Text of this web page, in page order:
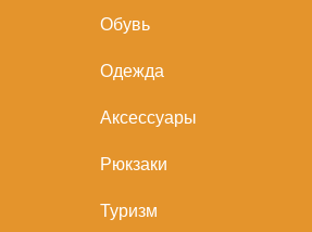
Обувь
Одежда
Аксессуары
Рюкзаки
Туризм